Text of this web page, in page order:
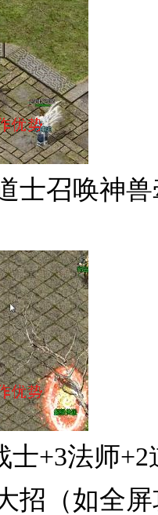
士召唤神
士+3法师
招（如全